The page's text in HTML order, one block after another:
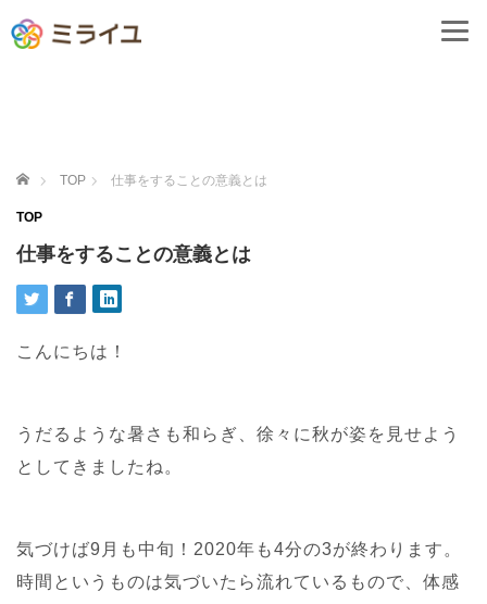
ホーム TOP 仕事をすることの意義とは
TOP
仕事をすることの意義とは
こんにちは！
うだるような暑さも和らぎ、徐々に秋が姿を見せよう
としてきましたね。
気づけば9月も中旬！2020年も4分の3が終わります。
時間というものは気づいたら流れているもので、体感